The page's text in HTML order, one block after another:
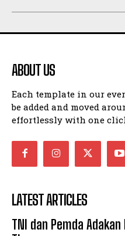
ABOUT US
Each template in our
be added and moved
effortlessly with one
LATEST ARTICLES
TNI dan Pemda